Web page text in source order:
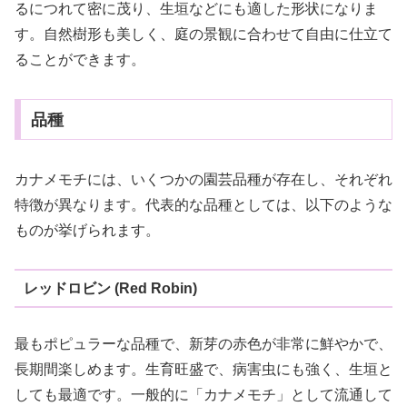
るにつれて密に茂り、生垣などにも適した形状になりま
す。自然樹形も美しく、庭の景観に合わせて自由に仕立て
ることができます。
品種
カナメモチには、いくつかの園芸品種が存在し、それぞれ
特徴が異なります。代表的な品種としては、以下のような
ものが挙げられます。
レッドロビン (Red Robin)
最もポピュラーな品種で、新芽の赤色が非常に鮮やかで、
長期間楽しめます。生育旺盛で、病害虫にも強く、生垣と
しても最適です。一般的に「カナメモチ」として流通して